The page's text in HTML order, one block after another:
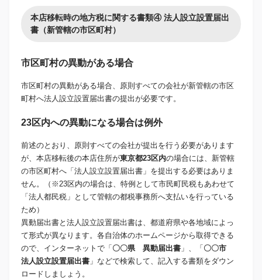
本店移転時の地方税に関する書類④ 法人設立設置届出
書（新管轄の市区町村）
市区町村の異動がある場合
市区町村の異動がある場合、原則すべての会社が新管轄の市区
町村へ法人設立設置届出書の提出が必要です。
23区内への異動になる場合は例外
前述のとおり、原則すべての会社が提出を行う必要があります
が、本店移転後の本店住所が東京都23区内の場合には、新管轄
の市区町村へ「法人設立設置届出書」を提出する必要はありま
せん。（※23区内の場合は、特例として市民町民税もあわせて
「法人都民税」として管轄の都税事務所へ支払いを行っている
ため）
異動届出書と法人設立設置届出書は、都道府県や各地域によっ
て形式が異なります。各自治体のホームページから取得できる
ので、インターネットで「 〇〇県 異動届出書 」、「 〇〇市
法人設立設置届出書 」などで検索して、記入する書類をダウン
ロードしましょう。